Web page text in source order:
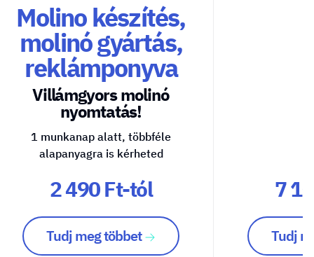
Molino készítés,
molinó gyártás,
reklámponyva
Villámgyors molinó
nyomtatás!
1 munkanap alatt, többféle
alapanyagra is kérheted
2 490 Ft-tól
Tudj meg többet
7
Tudj